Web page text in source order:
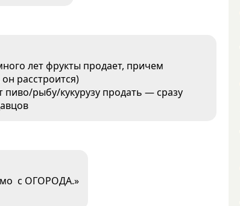
лет фрукты продает, причем
расстроится)
пиво/рыбу/кукурузу продать — сразу
с ОГОРОДА.»